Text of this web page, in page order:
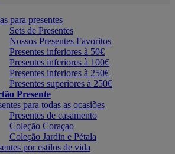
para presentes
Sets de Presentes
Nossos Presentes Favoritos
Presentes inferiores à 50€
Presentes inferiores à 100€
Presentes inferiores à 250€
Presentes superiores à 250€
Presente
para todas as ocasiões
Presentes de casamento
Coleção Coraçao
Coleção Jardin e Pétala
por estilos de vida